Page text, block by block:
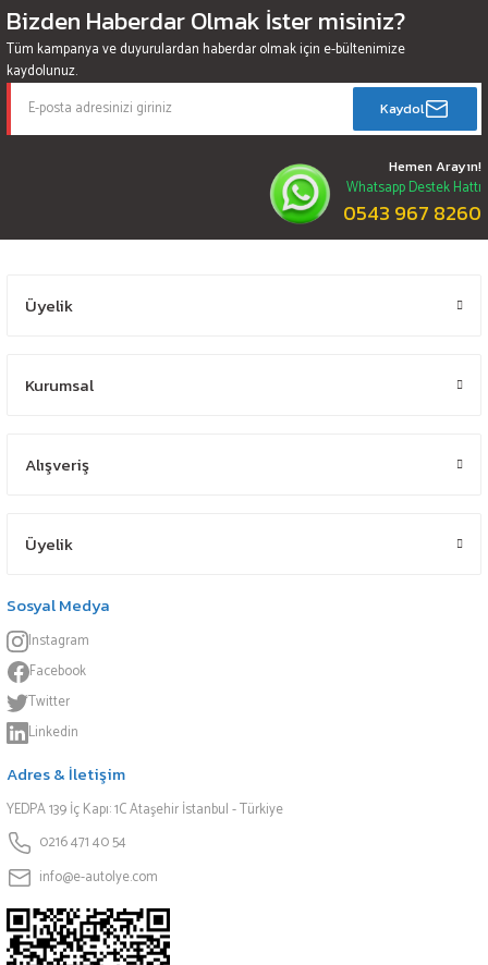
Bizden Haberdar Olmak İster misiniz?
Tüm kampanya ve duyurulardan haberdar olmak için e-bültenimize
kaydolunuz.
Kaydol
Hemen Arayın!
Whatsapp Destek Hattı
0543 967 8260
Üyelik
Kurumsal
Alışveriş
Üyelik
Sosyal Medya
Instagram
Facebook
Twitter
Linkedin
Adres & İletişim
YEDPA 139 İç Kapı: 1C Ataşehir İstanbul - Türkiye
0216 471 40 54
info@e-autolye.com